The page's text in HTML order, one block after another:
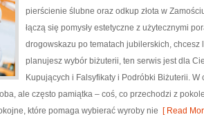
pierścienie ślubne oraz odkup złota w
łączą się pomysły estetyczne z użytecznymi
drogowskazu po tematach jubilerskich,
planujesz wybór biżuterii, ten serwis jest dla
Kupujących i Falsyfikaty i Podróbki Biżuterii.
ale często pamiątka – coś, co przechodzi z
które pomaga wybierać wyroby nie [ Read